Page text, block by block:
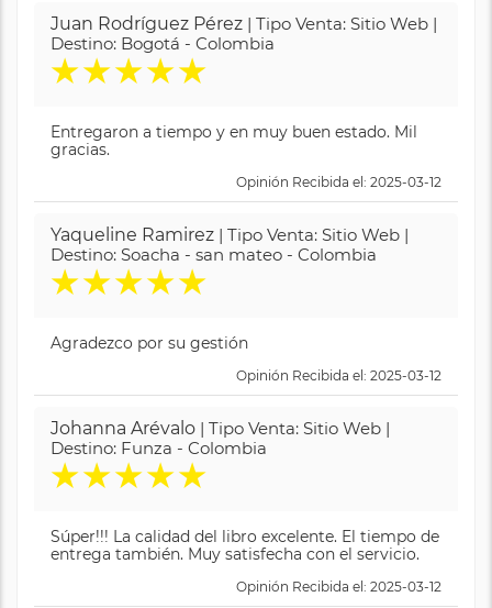
Juan Rodríguez Pérez | Tipo Venta: Sitio Web |
Destino: Bogotá - Colombia
★★★★★
Entregaron a tiempo y en muy buen estado. Mil
gracias.
Opinión Recibida el: 2025-03-12
Yaqueline Ramirez | Tipo Venta: Sitio Web |
Destino: Soacha - san mateo - Colombia
★★★★★
Agradezco por su gestión
Opinión Recibida el: 2025-03-12
Johanna Arévalo | Tipo Venta: Sitio Web |
Destino: Funza - Colombia
★★★★★
Súper!!! La calidad del libro excelente. El tiempo de
entrega también. Muy satisfecha con el servicio.
Opinión Recibida el: 2025-03-12